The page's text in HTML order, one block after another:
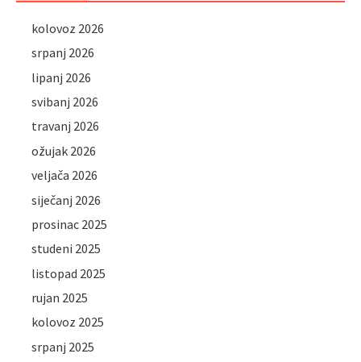
kolovoz 2026
srpanj 2026
lipanj 2026
svibanj 2026
travanj 2026
ožujak 2026
veljača 2026
siječanj 2026
prosinac 2025
studeni 2025
listopad 2025
rujan 2025
kolovoz 2025
srpanj 2025